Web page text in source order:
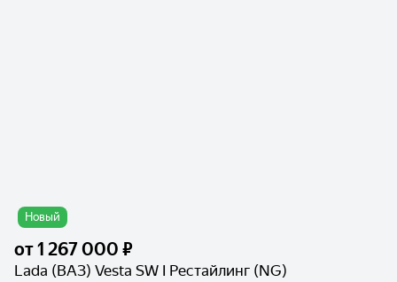
Новый
от1 267 000 ₽
Lada (ВАЗ) Vesta SW I Рестайлинг (NG)